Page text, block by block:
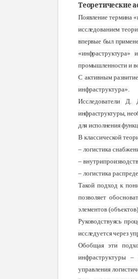
Теоретические
Появление термина
исследованием
впервые был
«инфраструктура»
промышленности и
С активным
инфраструктура».
Исследователи Д.
инфраструктуры,
для исполнения
В классической
– логистика
–
– логистика
Такой подход к
позволяет
элементов
Руководствуясь
исследуется через
Обобщая эти
инфраструктуры –
управления